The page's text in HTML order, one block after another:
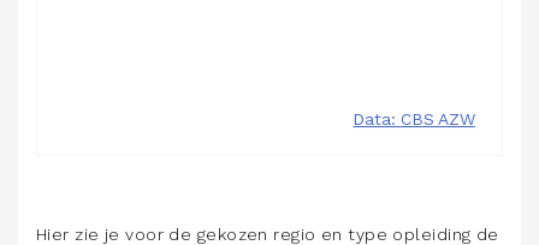
Hier zie je voor de gekozen regio en type opleiding de